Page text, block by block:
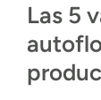
Las 5